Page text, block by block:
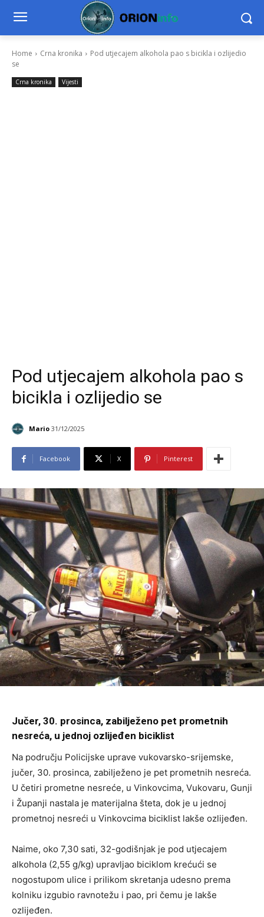
Home Crna kronika
Pod utjecajem alkohola pao s bicikla i ozlijedio
se
Crna kronika Vijesti
Pod utjecajem alkohola pao s
bicikla i ozlijedio se
Mario 31/12/2025
Facebook X Pinterest
Jučer, 30. prosinca, zabilježeno pet prometnih
nesreća, u jednoj ozlijeđen biciklist
Na području Policijske uprave vukovarsko-srijemske,
jučer, 30. prosinca, zabilježeno je pet prometnih nesreća.
U četiri prometne nesreće, u Vinkovcima, Vukovaru, Gunji
i Županji nastala je materijalna šteta, dok je u jednoj
prometnoj nesreći u Vinkovcima biciklist lakše ozlijeđen.
Naime, oko 7,30 sati, 32-godišnjak je pod utjecajem
alkohola (2,55 g/kg) upravljao biciklom krećući se
nogostupom ulice i prilikom skretanja udesno prema
kolniku izgubio ravnotežu i pao, pri čemu je lakše
ozlijeđen.